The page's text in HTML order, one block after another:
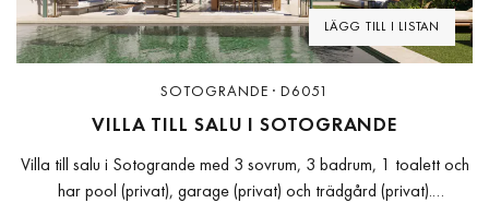
LÄGG TILL I LISTAN
SOTOGRANDE · D6051
VILLA TILL SALU I SOTOGRANDE
Villa till salu i Sotogrande med 3 sovrum, 3 badrum, 1 toalett och
har pool (privat), garage (privat) och trädgård (privat).